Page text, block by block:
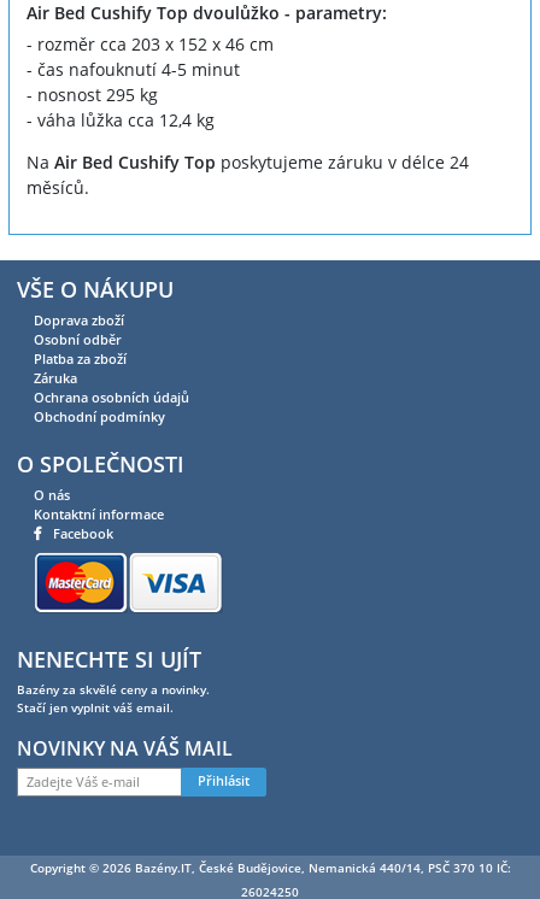
Air Bed Cushify Top dvoulůžko - parametry:
- rozměr cca 203 x 152 x 46 cm
- čas nafouknutí 4-5 minut
- nosnost 295 kg
- váha lůžka cca 12,4 kg
Na Air Bed Cushify Top poskytujeme záruku v délce 24
měsíců.
VŠE O NÁKUPU
Doprava zboží
Osobní odběr
Platba za zboží
Záruka
Ochrana osobních údajů
Obchodní podmínky
O SPOLEČNOSTI
O nás
Kontaktní informace
Facebook
NENECHTE SI UJÍT
Bazény za skvělé ceny a novinky.
Stačí jen vyplnit váš email.
NOVINKY NA VÁŠ MAIL
Přihlásit
Copyright © 2026 Bazény.IT, České Budějovice, Nemanická 440/14, PSČ 370 10 IČ:
26024250